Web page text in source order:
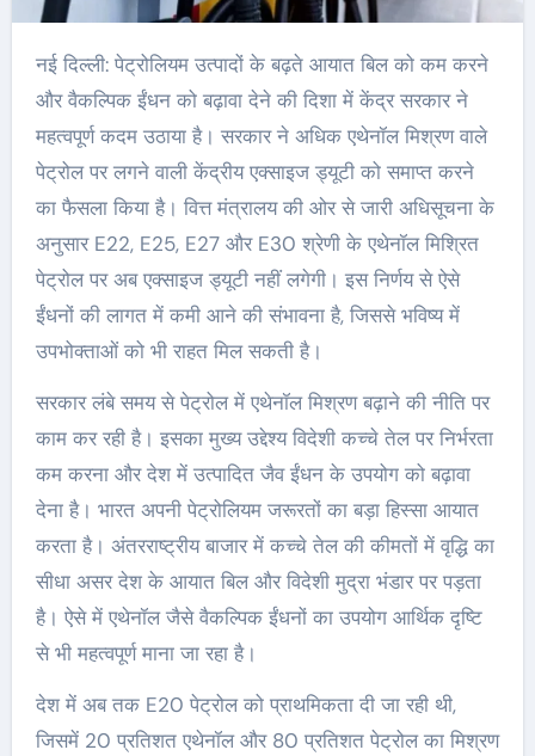
नई दिल्ली: पेट्रोलियम उत्पादों के बढ़ते आयात बिल को कम करने
और वैकल्पिक ईंधन को बढ़ावा देने की दिशा में केंद्र सरकार ने
महत्वपूर्ण कदम उठाया है। सरकार ने अधिक एथेनॉल मिश्रण वाले
पेट्रोल पर लगने वाली केंद्रीय एक्साइज ड्यूटी को समाप्त करने
का फैसला किया है। वित्त मंत्रालय की ओर से जारी अधिसूचना के
अनुसार E22, E25, E27 और E30 श्रेणी के एथेनॉल मिश्रित
पेट्रोल पर अब एक्साइज ड्यूटी नहीं लगेगी। इस निर्णय से ऐसे
ईंधनों की लागत में कमी आने की संभावना है, जिससे भविष्य में
उपभोक्ताओं को भी राहत मिल सकती है।
सरकार लंबे समय से पेट्रोल में एथेनॉल मिश्रण बढ़ाने की नीति पर
काम कर रही है। इसका मुख्य उद्देश्य विदेशी कच्चे तेल पर निर्भरता
कम करना और देश में उत्पादित जैव ईंधन के उपयोग को बढ़ावा
देना है। भारत अपनी पेट्रोलियम जरूरतों का बड़ा हिस्सा आयात
करता है। अंतरराष्ट्रीय बाजार में कच्चे तेल की कीमतों में वृद्धि का
सीधा असर देश के आयात बिल और विदेशी मुद्रा भंडार पर पड़ता
है। ऐसे में एथेनॉल जैसे वैकल्पिक ईंधनों का उपयोग आर्थिक दृष्टि
से भी महत्वपूर्ण माना जा रहा है।
देश में अब तक E20 पेट्रोल को प्राथमिकता दी जा रही थी,
जिसमें 20 प्रतिशत एथेनॉल और 80 प्रतिशत पेट्रोल का मिश्रण